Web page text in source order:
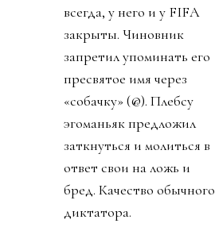
всегда, у него и у FIFA
закрыты. Чиновник
запретил упоминать его
пресвятое имя через
«собачку» (@). Плебсу
эгоманьяк предложил
заткнуться и молиться в
ответ свои на ложь и
бред. Качество обычного
диктатора.